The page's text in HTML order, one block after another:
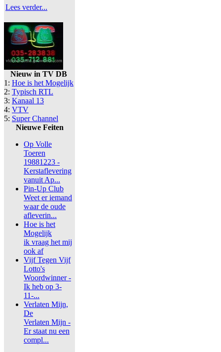
Lees verder...
Nieuw in TV DB
1: Hoe is het Mogelijk
2: Typisch RTL
3: Kanaal 13
4: VTV
5: Super Channel
Nieuwe Feiten
Op Volle
Toeren
19881223 -
Kerstaflevering
vanuit Ap...
Pin-Up Club
Weet er iemand
waar de oude
afleverin...
Hoe is het
Mogelijk
ik vraag het mij
ook af
Vijf Tegen Vijf
Lotto's
Woordwinner -
Ik heb op 3-
11-...
Verlaten Mijn,
De
Verlaten Mijn -
Er staat nu een
compl...